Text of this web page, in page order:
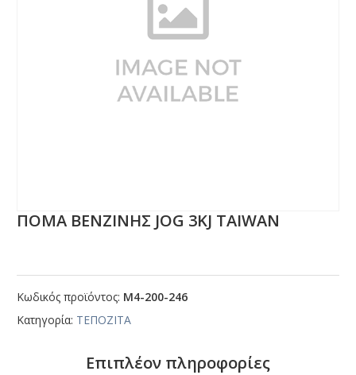
ΠΟΜΑ ΒΕΝΖΙΝΗΣ JΟG 3ΚJ ΤΑΙWΑΝ
Κωδικός προϊόντος: Μ4-200-246
Κατηγορία: ΤΕΠΟΖΙΤΑ
Επιπλέον πληροφορίες